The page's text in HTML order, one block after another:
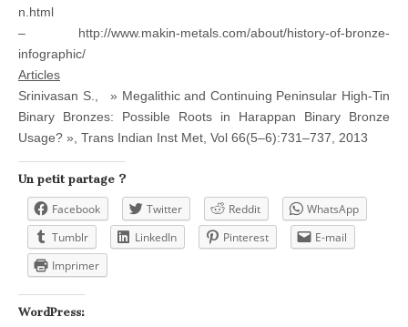
n.html
– http://www.makin-metals.com/about/history-of-bronze-
infographic/
Articles
Srinivasan S., » Megalithic and Continuing Peninsular High-Tin
Binary Bronzes: Possible Roots in Harappan Binary Bronze
Usage? », Trans Indian Inst Met, Vol 66(5–6):731–737, 2013
Un petit partage ?
Facebook Twitter Reddit
WhatsApp
Tumblr
LinkedIn Pinterest
E-mail
Imprimer
WordPress: